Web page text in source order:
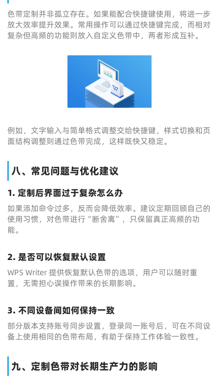
色带定制并非孤立存在。如果能配合快捷键使用，将进一步
放大效率提升效果。常用操作可以通过快捷键完成，而相对
复杂但高频的功能则放入自定义色带中，两者形成互补。
例如，文字输入与简单格式调整交给快捷键，样式切换和页
面结构调整则通过色带完成，这样既快又稳定。
八、常见问题与优化建议
1. 定制后界面过于复杂怎么办
如果添加命令过多，反而会降低效率。建议定期回顾自己的
使用习惯，对色带进行“断舍离”，只保留真正高频的功
能。
2. 是否可以恢复默认设置
WPS Writer 提供恢复默认色带的选项，用户可以随时重
置，无需担心误操作带来的长期影响。
3. 不同设备间如何保持一致
部分版本支持账号同步设置，登录同一账号后，可在不同设
备上使用相同的色带布局，有助于保持工作体验一致性。
九、定制色带对长期生产力的影响